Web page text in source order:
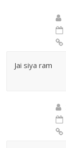
Jai siya ram